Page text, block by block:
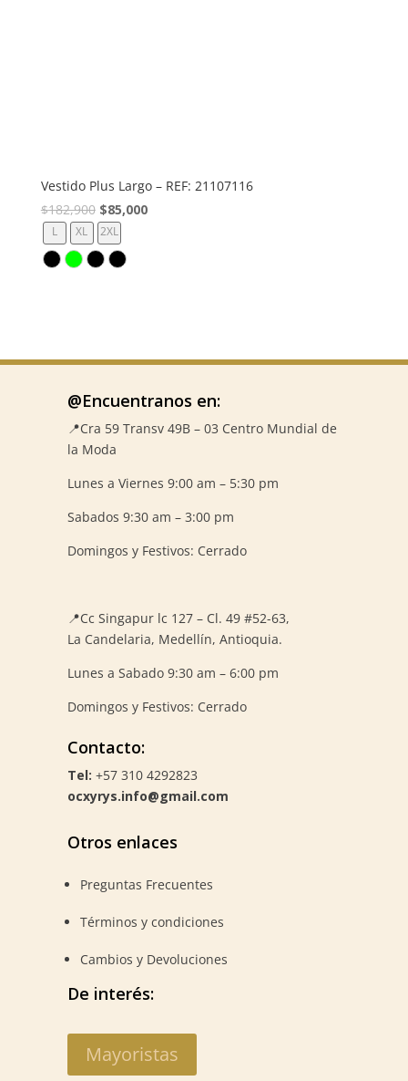
Vestido Plus Largo – REF: 21107116
$182,900 El
precio
original
era:
$85,000El
L XL 2XL
@Encuentranos en:
📍Cra 59 Transv 49B – 03 Centro Mundial de
la Moda
Lunes a Viernes 9:00 am – 5:30 pm
Sabados 9:30 am – 3:00 pm
Domingos y Festivos: Cerrado
📍Cc Singapur lc 127 – Cl. 49 #52-63,
La Candelaria, Medellín, Antioquia.
Lunes a Sabado 9:30 am – 6:00 pm
Domingos y Festivos: Cerrado
Contacto:
Tel: +57 310 4292823
ocxyrys.info@gmail.com
Otros enlaces
Preguntas Frecuentes
Términos y condiciones
Cambios y Devoluciones
De interés:
Mayoristas